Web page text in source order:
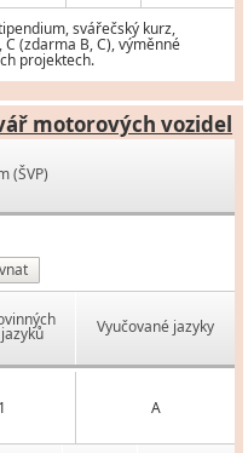
svářečský kurz,
(zdarma B, C), výměnné
projektech.
motorových vozidel
(ŠVP)
Vyučované jazyky
1 A